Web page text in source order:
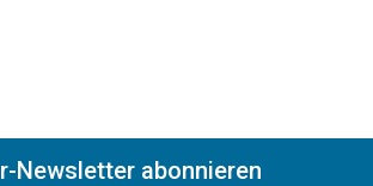
Newsletter abonnieren